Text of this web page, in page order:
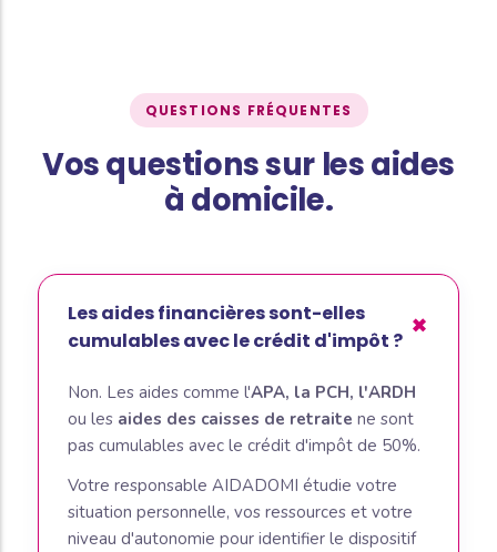
QUESTIONS FRÉQUENTES
Vos questions sur les aides
à domicile.
Les aides financières sont-elles
cumulables avec le crédit d'impôt ?
Non. Les aides comme l'APA, la PCH, l'ARDH
ou les aides des caisses de retraite ne sont
pas cumulables avec le crédit d'impôt de 50%.
Votre responsable AIDADOMI étudie votre
situation personnelle, vos ressources et votre
niveau d'autonomie pour identifier le dispositif